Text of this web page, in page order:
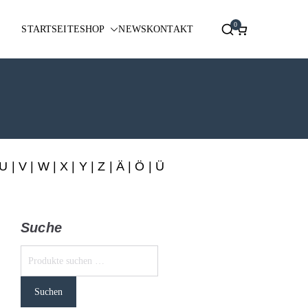
STARTSEITESHOP NEWSKONTAKT 0
U V W|X Y|Z Ä| Ö | Ü
Suche
Suchen